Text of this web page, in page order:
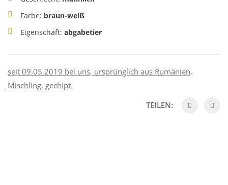
Farbe: braun-weiß
Eigenschaft: abgabetier
seit 09.05.2019 bei uns, ursprünglich aus Rumänien,
Mischling, gechipt
TEILEN: